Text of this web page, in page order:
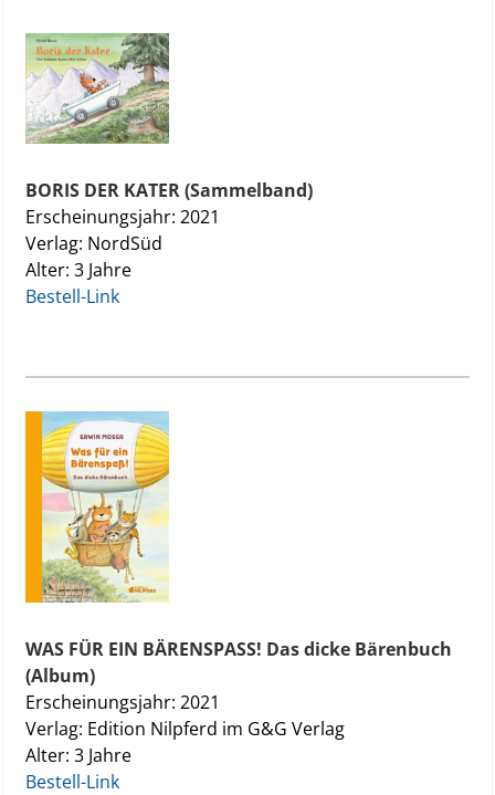
BORIS DER KATER (Sammelband)
Erscheinungsjahr: 2021
Verlag: NordSüd
Alter: 3 Jahre
Bestell-Link
WAS FÜR EIN BÄRENSPASS! Das dicke Bärenbuch
(Album)
Erscheinungsjahr: 2021
Verlag: Edition Nilpferd im G&G Verlag
Alter: 3 Jahre
Bestell-Link